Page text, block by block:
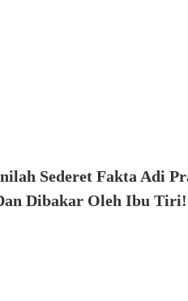
Sederet Fakta Adi
Dibakar Oleh Ibu Tiri!